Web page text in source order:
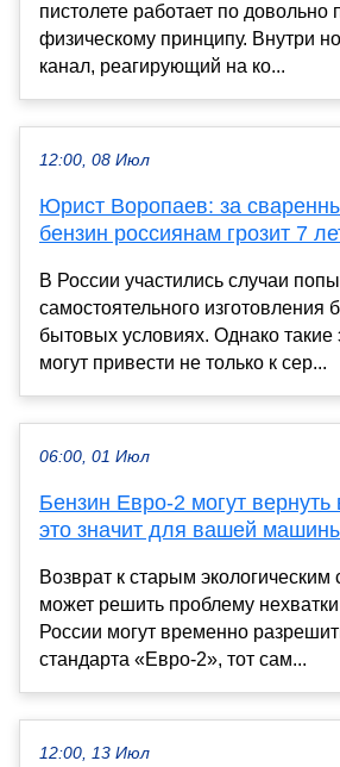
пистолете работает по довольно
физическому принципу. Внутри
канал, реагирующий на ко...
12:00, 08 Июл
Юрист Воропаев: за
бензин россиянам грозит 7
В России участились случаи
самостоятельного изготовления
бытовых условиях. Однако такие
могут привести не только к сер...
06:00, 01 Июл
Бензин Евро-2 могут вернуть
это значит для вашей
Возврат к старым экологическим
может решить проблему
России могут временно
стандарта «Евро-2», тот сам...
12:00, 13 Июл